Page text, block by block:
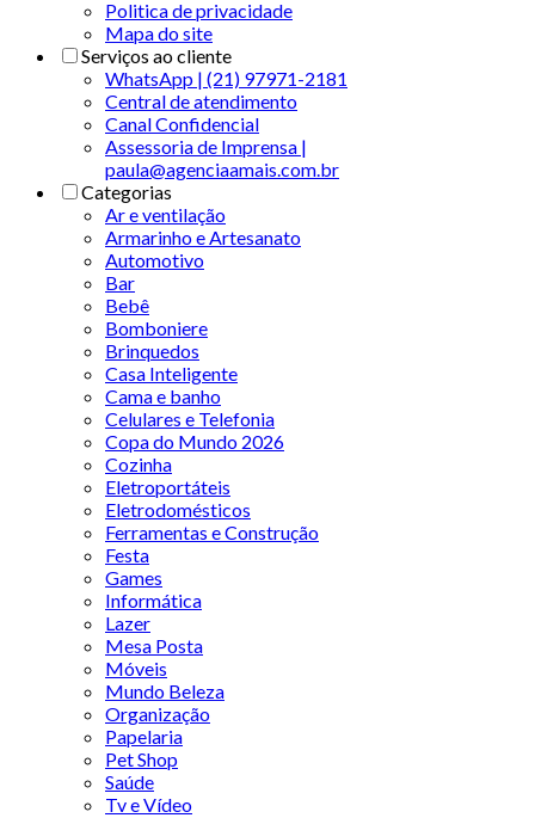
Politica de privacidade
Mapa do site
Serviços ao cliente
WhatsApp | (21) 97971-2181
Central de atendimento
Canal Confidencial
Assessoria de Imprensa |
paula@agenciaamais.com.br
Categorias
Ar e ventilação
Armarinho e Artesanato
Automotivo
Bar
Bebê
Bomboniere
Brinquedos
Casa Inteligente
Cama e banho
Celulares e Telefonia
Copa do Mundo 2026
Cozinha
Eletroportáteis
Eletrodomésticos
Ferramentas e Construção
Festa
Games
Informática
Lazer
Mesa Posta
Móveis
Mundo Beleza
Organização
Papelaria
Pet Shop
Saúde
Tv e Vídeo